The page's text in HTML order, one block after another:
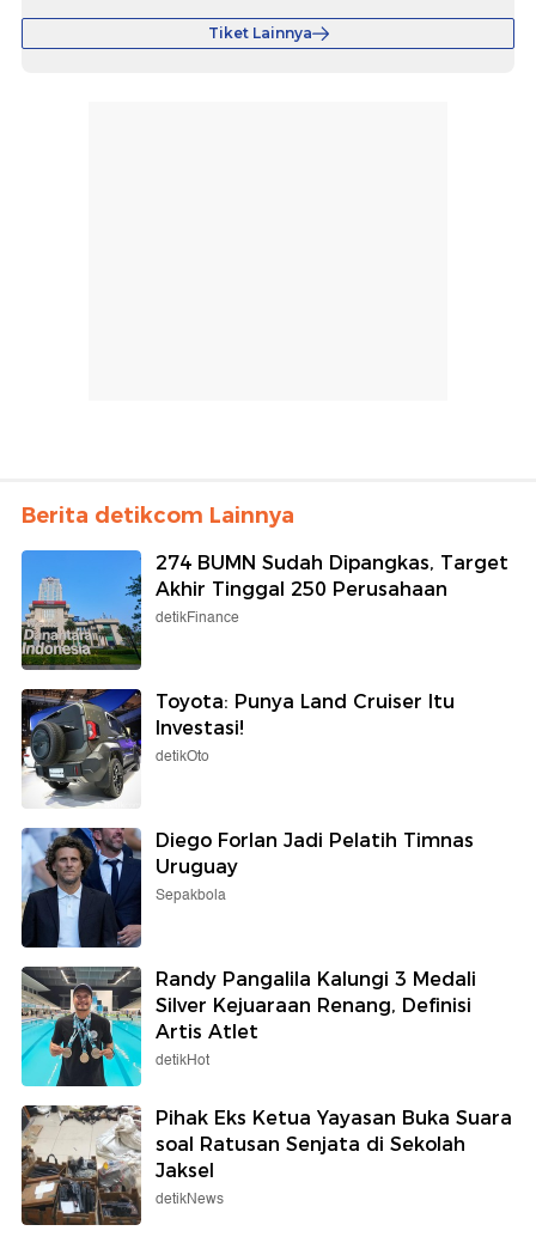
Tiket Lainnya
Berita detikcom Lainnya
274 BUMN Sudah Dipangkas, Target
Akhir Tinggal 250 Perusahaan
detikFinance
Toyota: Punya Land Cruiser Itu
Investasi!
detikOto
Diego Forlan Jadi Pelatih Timnas
Uruguay
Sepakbola
Randy Pangalila Kalungi 3 Medali
Silver Kejuaraan Renang, Definisi
Artis Atlet
detikHot
Pihak Eks Ketua Yayasan Buka Suara
soal Ratusan Senjata di Sekolah
Jaksel
detikNews